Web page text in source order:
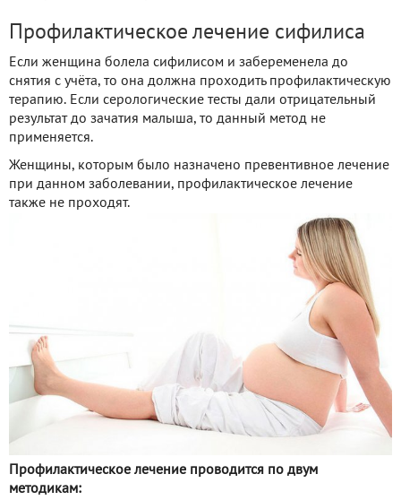
Профилактическое лечение сифилиса
Если женщина болела сифилисом и забеременела до
снятия с учёта, то она должна проходить профилактическую
терапию. Если серологические тесты дали отрицательный
результат до зачатия малыша, то данный метод не
применяется.
Женщины, которым было назначено превентивное лечение
при данном заболевании, профилактическое лечение
также не проходят.
Профилактическое лечение проводится по двум
методикам: